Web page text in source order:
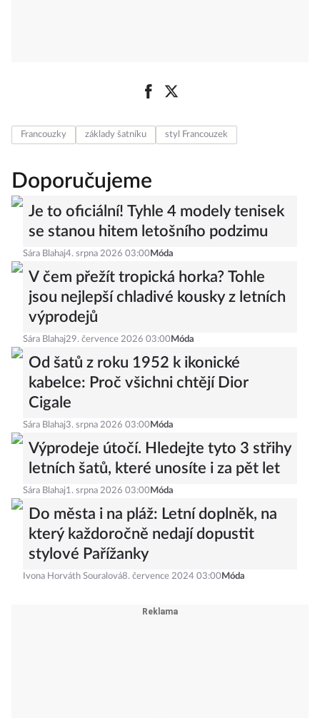
Francouzky základy šatníku styl Francouzek
Doporučujeme
Je to oficiální! Tyhle 4 modely tenisek
se stanou hitem letošního podzimu
Sára Blahaj4. srpna 2026 03:00 Móda
V čem přežít tropická horka? Tohle
jsou nejlepší chladivé kousky z letních
výprodejů
Sára Blahaj29. července 2026 03:00 Móda
Od šatů z roku 1952 k ikonické
kabelce: Proč všichni chtějí Dior
Cigale
Sára Blahaj3. srpna 2026 03:00 Móda
Výprodeje útočí. Hledejte tyto 3 střihy
letních šatů, které unosíte i za pět let
Sára Blahaj1. srpna 2026 03:00 Móda
Do města i na pláž: Letní doplněk, na
který každoročně nedají dopustit
stylové Pařížanky
Ivona Horváth Souralová8. července 2024 03:00 Móda